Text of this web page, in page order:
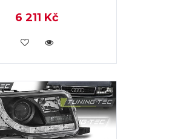
6 211 Kč
KOUPIT